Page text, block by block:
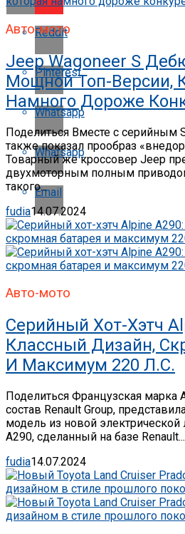
Reddit
Pinterest
Whatsapp
Whatsapp
Email
Авто-мото
Jeep Wagoneer S
Мощной Топ-Версии,
Намного Дороже
Поделиться Вместе с серийным
также показал прообраз
Товарный же кроссовер Jeep
двухмоторным полным
такого...
fudia14.07.2024
Авто-мото
Серийный Хот-Хэтч
Классный Дизайн,
И Максимум 220 Л.с.
Поделиться Французская марка
состав Renault Group,
модель из новой электрической
A290, сделанный на базе Renault...
fudia14.07.2024